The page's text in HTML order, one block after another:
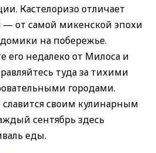
Кастелоризо отличает
— от самой микенской эпохи
на побережье.
его недалеко от Милоса и
туда за тихими
городами.
славится своим кулинарным
сентябрь здесь
еды.